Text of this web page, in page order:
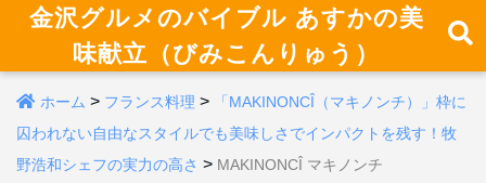
金沢グルメのバイブル あすかの美
味献立（びみこんりゅう）
ホーム > フランス料理 >
「MAKINONCÎ（マキノンチ）」枠に
囚われない自由なスタイルでも美味しさでインパクトを残す！牧
野浩和シェフの実力の高さ > MAKINONCÎ マキノンチ